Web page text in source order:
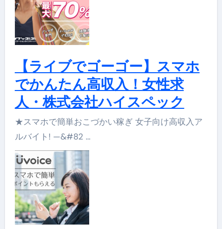
【ライブでゴーゴー】スマホ
でかんたん高収入！女性求
人・株式会社ハイスペック
★スマホで簡単おこづかい稼ぎ 女子向け高収入ア
ルバイト! —&#82 …